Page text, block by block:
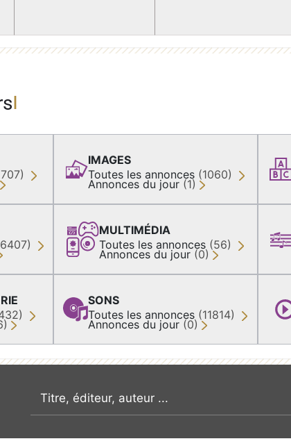
IMAGES
Toutes les annonces (1060)
Annonces du jour (1)
MULTIMÉDIA
Toutes les annonces (56)
Annonces du jour (0)
SONS
Toutes les annonces (11814)
Annonces du jour (0)
recherche par mot clé